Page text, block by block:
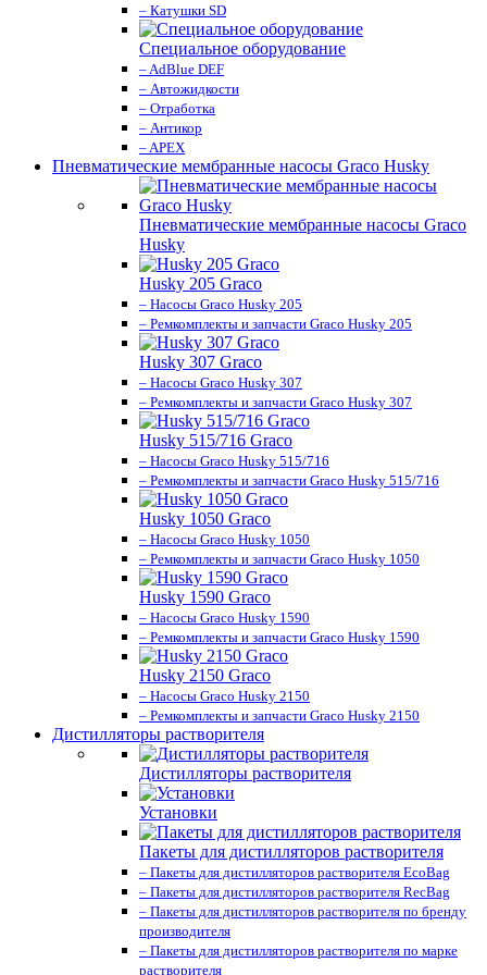
– Катушки SD
Специальное оборудование
– AdBlue DEF
– Автожидкости
– Отработка
– Антикор
– APEX
Пневматические мембранные насосы Graco Husky
Пневматические мембранные насосы Graco
Husky
Husky 205 Graco
– Насосы Graco Husky 205
– Ремкомплекты и запчасти Graco Husky 205
Husky 307 Graco
– Насосы Graco Husky 307
– Ремкомплекты и запчасти Graco Husky 307
Husky 515/716 Graco
– Насосы Graco Husky 515/716
– Ремкомплекты и запчасти Graco Husky 515/716
Husky 1050 Graco
– Насосы Graco Husky 1050
– Ремкомплекты и запчасти Graco Husky 1050
Husky 1590 Graco
– Насосы Graco Husky 1590
– Ремкомплекты и запчасти Graco Husky 1590
Husky 2150 Graco
– Насосы Graco Husky 2150
– Ремкомплекты и запчасти Graco Husky 2150
Дистилляторы растворителя
Дистилляторы растворителя
Установки
Пакеты для дистилляторов растворителя
– Пакеты для дистилляторов растворителя EcoBag
– Пакеты для дистилляторов растворителя RecBag
– Пакеты для дистилляторов растворителя по бренду
производителя
– Пакеты для дистилляторов растворителя по марке
растворителя